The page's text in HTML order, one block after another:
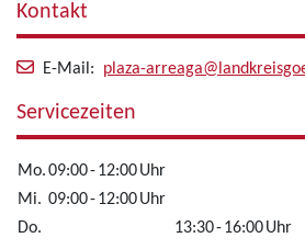
Kontakt
E-Mail: plaza-
Servicezeiten
Mo.09:00-12:00Uhr
Mi. 09:00-12:00Uhr
Do.
13:30-16:00Uhr